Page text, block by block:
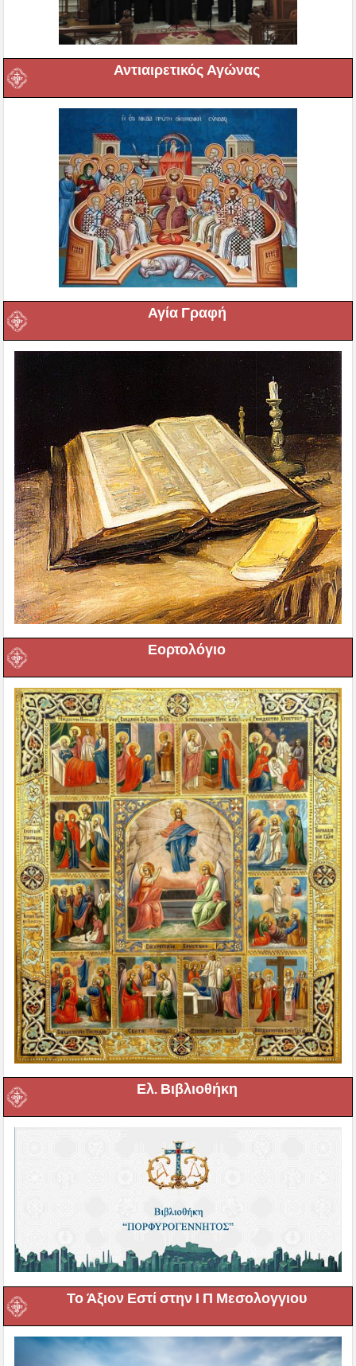
Αντιαιρετικός Αγώνας
Αγία Γραφή
Εορτολόγιο
Ελ. Βιβλιοθήκη
Το Άξιον Εστί στην Ι Π Μεσολογγιου